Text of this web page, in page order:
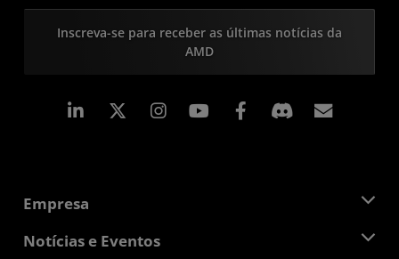
Inscreva-se para receber as últimas notícias da
AMD
Linkedin Instagram Facebook
Empresa
Sobre a AMD
Notícias e Eventos